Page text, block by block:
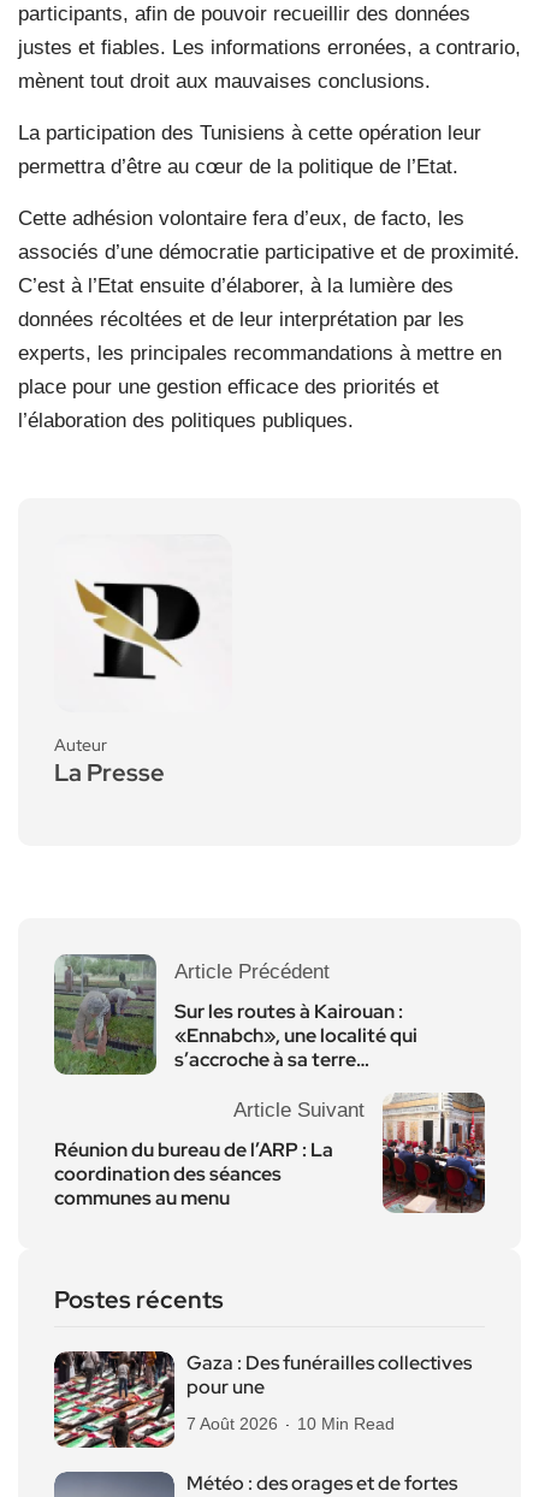
participants, afin de pouvoir recueillir des données
justes et fiables. Les informations erronées, a contrario,
mènent tout droit aux mauvaises conclusions.
La participation des Tunisiens à cette opération leur
permettra d’être au cœur de la politique de l’Etat.
Cette adhésion volontaire fera d’eux, de facto, les
associés d’une démocratie participative et de proximité.
C’est à l’Etat ensuite d’élaborer, à la lumière des
données récoltées et de leur interprétation par les
experts, les principales recommandations à mettre en
place pour une gestion efficace des priorités et
l’élaboration des politiques publiques.
Auteur
La Presse
Article Précédent
Sur les routes à Kairouan :
«Ennabch», une localité qui
s’accroche à sa terre…
Article Suivant
Réunion du bureau de l’ARP : La
coordination des séances
communes au menu
Postes récents
Gaza : Des funérailles collectives
pour une
7 Août 2026 10 Min Read
Météo : des orages et de fortes